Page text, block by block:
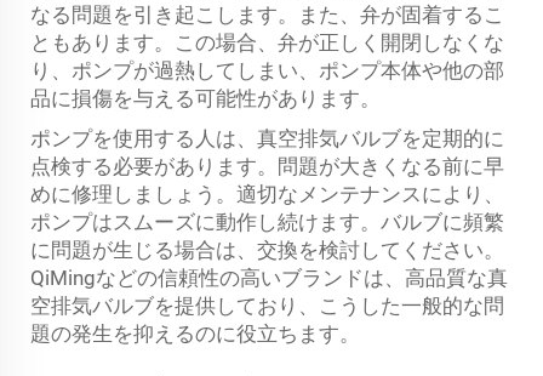
なる問題を引き起こします。また、弁が固着するこ
ともあります。この場合、弁が正しく開閉しなくな
り、ポンプが過熱してしまい、ポンプ本体や他の部
品に損傷を与える可能性があります。
ポンプを使用する人は、真空排気バルブを定期的に
点検する必要があります。問題が大きくなる前に早
めに修理しましょう。適切なメンテナンスにより、
ポンプはスムーズに動作し続けます。バルブに頻繁
に問題が生じる場合は、交換を検討してください。
QiMingなどの信頼性の高いブランドは、高品質な真
空排気バルブを提供しており、こうした一般的な問
題の発生を抑えるのに役立ちます。